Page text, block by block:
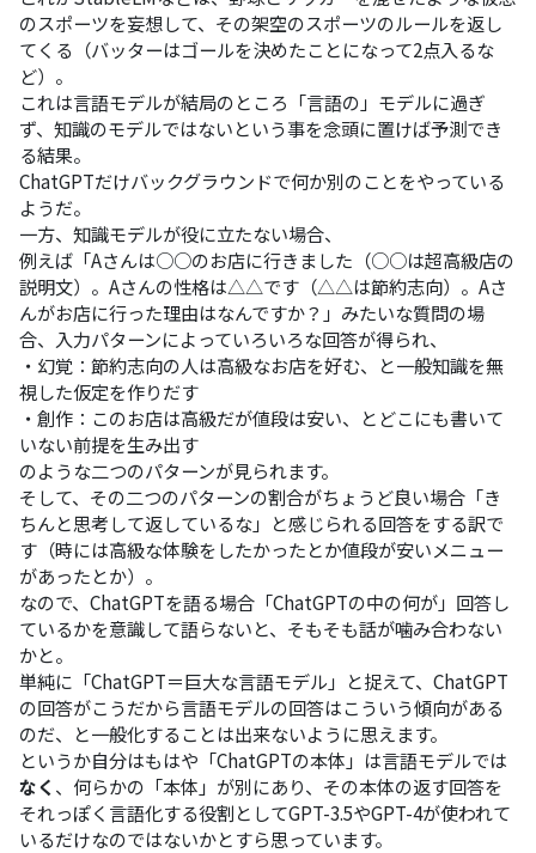
のスポーツを妄想して、その架空のスポーツのルールを返し
てくる（バッターはゴールを決めたことになって2点入るな
ど）。
これは言語モデルが結局のところ「言語の」モデルに過ぎ
ず、知識のモデルではないという事を念頭に置けば予測でき
る結果。
ChatGPTだけバックグラウンドで何か別のことをやっている
ようだ。
一方、知識モデルが役に立たない場合、
例えば「Aさんは○○のお店に行きました（○○は超高級店の
説明文）。Aさんの性格は△△です（△△は節約志向）。Aさ
んがお店に行った理由はなんですか？」みたいな質問の場
合、入力パターンによっていろいろな回答が得られ、
・幻覚：節約志向の人は高級なお店を好む、と一般知識を無
視した仮定を作りだす
・創作：このお店は高級だが値段は安い、とどこにも書いて
いない前提を生み出す
のような二つのパターンが見られます。
そして、その二つのパターンの割合がちょうど良い場合「き
ちんと思考して返しているな」と感じられる回答をする訳で
す（時には高級な体験をしたかったとか値段が安いメニュー
があったとか）。
なので、ChatGPTを語る場合「ChatGPTの中の何が」回答し
ているかを意識して語らないと、そもそも話が噛み合わない
かと。
単純に「ChatGPT＝巨大な言語モデル」と捉えて、ChatGPT
の回答がこうだから言語モデルの回答はこういう傾向がある
のだ、と一般化することは出来ないように思えます。
というか自分はもはや「ChatGPTの本体」は言語モデルでは
なく 、何らかの「本体」が別にあり、その本体の返す回答を
それっぽく言語化する役割としてGPT-3.5やGPT-4が使われて
いるだけなのではないかとすら思っています。